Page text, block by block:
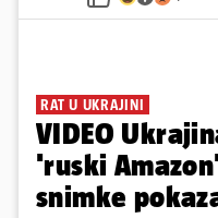
RAT U UKRAJINI
VIDEO
'ruski
snimke